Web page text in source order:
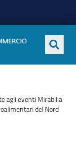
agli eventi Mirabilia
del Nord